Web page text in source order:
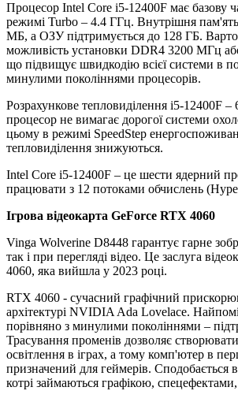
Процесор Intel Core i5-12400F має базову
режимі Turbo – 4.4 ГГц. Внутрішня
МБ, а ОЗУ підтримується до 128 ГБ. Варто
можливість установки DDR4 3200 МГц
що підвищує швидкодію всієї системи в
минулими поколіннями процесорів.
Розрахункове тепловиділення i5-12400F –
процесор не вимагає дорогої системи
цьому в режимі SpeedStep
тепловиділення знижуються.
Intel Core i5-12400F – це шести ядерний
працювати з 12 потоками обчислень
Ігрова відеокарта GeForce RTX 4060
Vinga Wolverine D8448 гарантує гарне
так і при перегляді відео. Це заслуга
4060, яка вийшла у 2023 році.
RTX 4060 - сучасний графічний
архітектурі NVIDIA Ada Lovelace.
порівняно з минулими поколіннями –
Трасування променів дозволяє
освітлення в іграх, а тому комп'ютер в
призначений для геймерів. Сподобається
котрі займаються графікою,